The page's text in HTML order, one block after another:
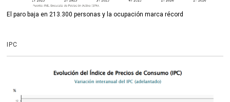
El paro baja en 213.300 personas y la ocupación marca récord
IPC